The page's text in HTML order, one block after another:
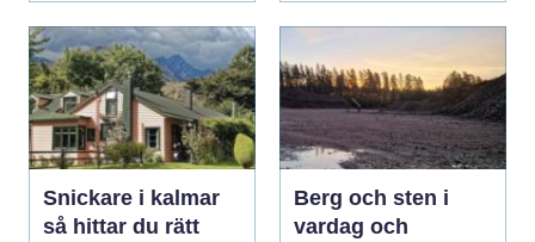
Snickare i kalmar
så hittar du rätt
Berg och sten i
vardag och